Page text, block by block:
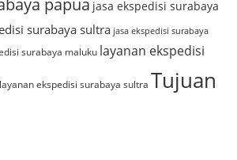
jasa ekspedisi surabaya
surabaya sultra jasa ekspedisi surabaya
surabaya maluku layanan ekspedisi
layanan ekspedisi surabaya sultra Tujuan